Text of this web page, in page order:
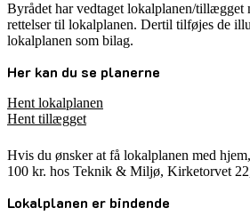
Byrådet har vedtaget lokalplanen/tillægget
rettelser til lokalplanen. Dertil tilføjes de
lokalplanen som bilag.
Her kan du se planerne
Hent lokalplanen
Hent tillægget
Hvis du ønsker at få lokalplanen med
100 kr. hos Teknik & Miljø, Kirketorvet
Lokalplanen er bindende